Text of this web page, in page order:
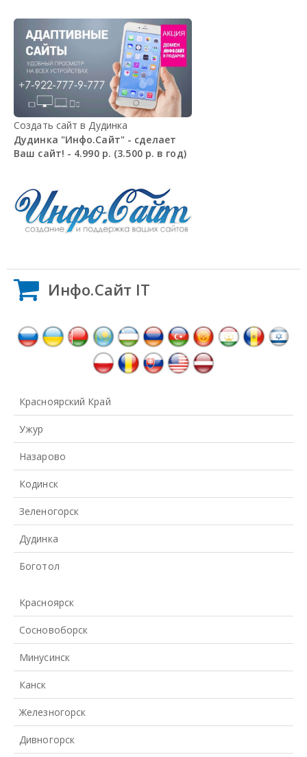
Создать сайт в Дудинка
Дудинка "Инфо.Сайт" - сделает
Ваш сайт! - 4.990 р. (3.500 р. в год)
Инфо.Сайт IT
Красноярский Край
Ужур
Назарово
Кодинск
Зеленогорск
Дудинка
Боготол
Красноярск
Сосновоборск
Минусинск
Канск
Железногорск
Дивногорск